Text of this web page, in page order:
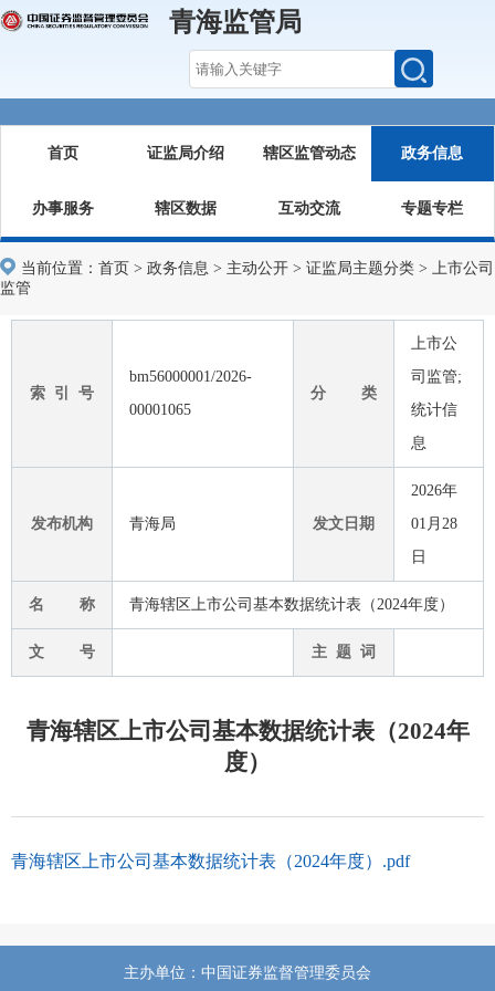
青海监管局
首页 证监局介绍 辖区监管动态 政务信息
办事服务 辖区数据 互动交流 专题专栏
当前位置： 首页 > 政务信息 > 主动公开 > 证监局主题分类 >
上市公司
监管
索 引 号
bm56000001/2026-
00001065
分 类
上市公
司监管;
统计信
息
发布机构 青海局 发文日期
2026年
01月28
日
名 称 青海辖区上市公司基本数据统计表（2024年度）
文 号 主 题 词
青海辖区上市公司基本数据统计表（2024年
度）
青海辖区上市公司基本数据统计表（2024年度）.pdf
主办单位：中国证券监督管理委员会